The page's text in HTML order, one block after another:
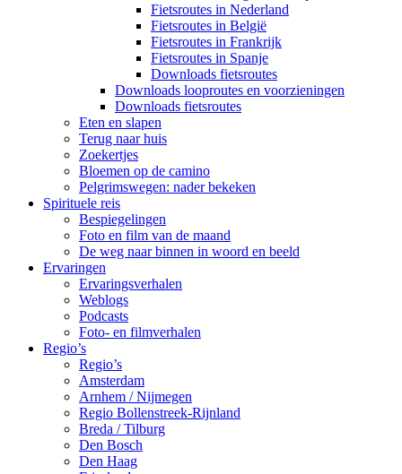
Fietsroutes in Nederland
Fietsroutes in België
Fietsroutes in Frankrijk
Fietsroutes in Spanje
Downloads fietsroutes
Downloads looproutes en voorzieningen
Downloads fietsroutes
Eten en slapen
Terug naar huis
Zoekertjes
Bloemen op de camino
Pelgrimswegen: nader bekeken
Spirituele reis
Bespiegelingen
Foto en film van de maand
De weg naar binnen in woord en beeld
Ervaringen
Ervaringsverhalen
Weblogs
Podcasts
Foto- en filmverhalen
Regio’s
Regio’s
Amsterdam
Arnhem / Nijmegen
Regio Bollenstreek-Rijnland
Breda / Tilburg
Den Bosch
Den Haag